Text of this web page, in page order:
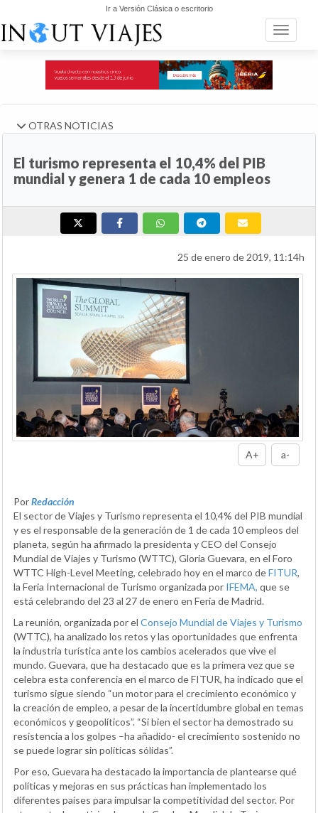
Ir a Versión Clásica o escritorio
Toggle
OTRAS NOTICIAS
El turismo representa el 10,4% del PIB
mundial y genera 1 de cada 10 empleos
25 de enero de 2019, 11:14h
A+ a-
PorRedacción
El sector de Viajes y Turismo representa el 10,4% del PIB mundial
y es el responsable de la generación de 1 de cada 10 empleos del
planeta, según ha afirmado la presidenta y CEO del Consejo
Mundial de Viajes y Turismo (WTTC), Gloria Guevara, en el Foro
WTTC High-Level Meeting, celebrado hoy en el marco deFITUR,
la Feria Internacional de Turismo organizada por IFEMA, que se
está celebrando del 23 al 27 de enero en Feria de Madrid.
La reunión, organizada por el Consejo Mundial de Viajes y Turismo
(WTTC), ha analizado los retos y las oportunidades que enfrenta
la industria turística ante los cambios acelerados que vive el
mundo. Guevara, que ha destacado que es la primera vez que se
celebra esta conferencia en el marco de FITUR, ha indicado que el
turismo sigue siendo “un motor para el crecimiento económico y
la creación de empleo, a pesar de la incertidumbre global en temas
económicos y geopolíticos”. “Si bien el sector ha demostrado su
resistencia a los golpes –ha añadido- el crecimiento sostenido no
se puede lograr sin políticas sólidas”.
Por eso, Guevara ha destacado la importancia de plantearse qué
políticas y mejoras en sus prácticas han implementado los
diferentes países para impulsar la competitividad del sector. Por